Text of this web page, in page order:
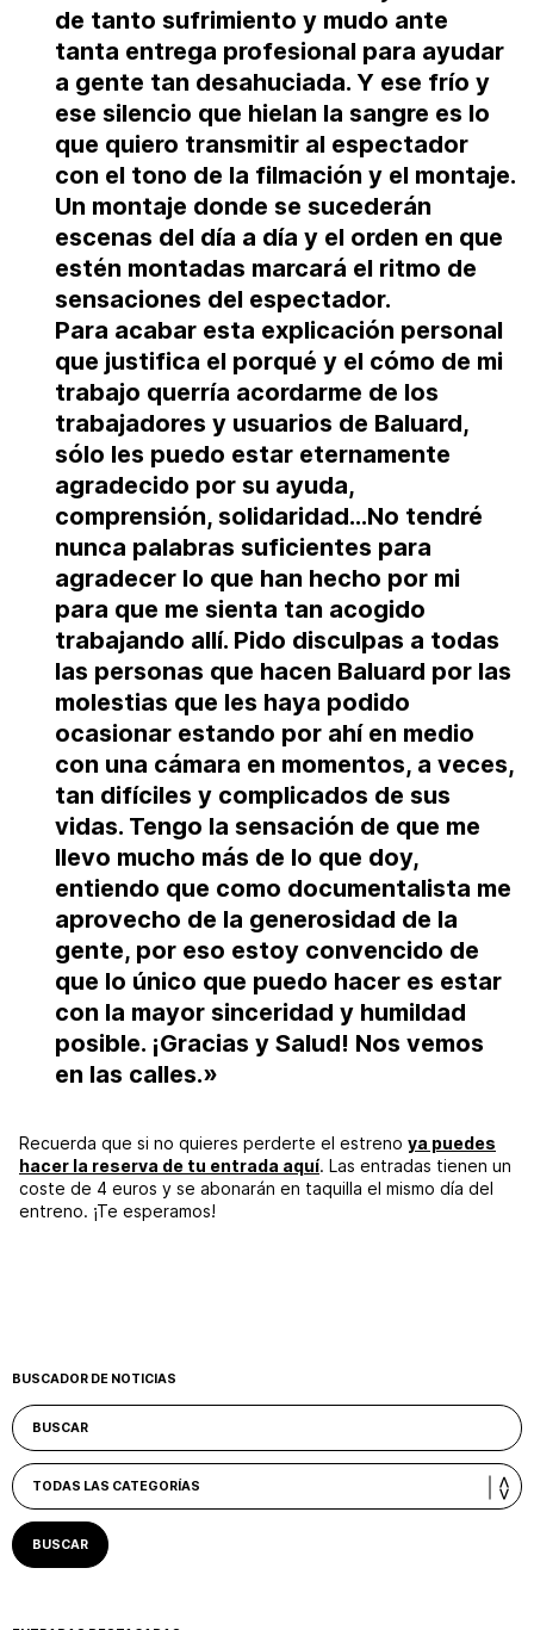
de tanto sufrimiento y mudo ante
tanta entrega profesional para ayudar
a gente tan desahuciada. Y ese frío y
ese silencio que hielan la sangre es lo
que quiero transmitir al espectador
con el tono de la filmación y el montaje.
Un montaje donde se sucederán
escenas del día a día y el orden en que
estén montadas marcará el ritmo de
sensaciones del espectador.
Para acabar esta explicación personal
que justifica el porqué y el cómo de mi
trabajo querría acordarme de los
trabajadores y usuarios de Baluard,
sólo les puedo estar eternamente
agradecido por su ayuda,
comprensión, solidaridad…No tendré
nunca palabras suficientes para
agradecer lo que han hecho por mi
para que me sienta tan acogido
trabajando allí. Pido disculpas a todas
las personas que hacen Baluard por las
molestias que les haya podido
ocasionar estando por ahí en medio
con una cámara en momentos, a veces,
tan difíciles y complicados de sus
vidas. Tengo la sensación de que me
llevo mucho más de lo que doy,
entiendo que como documentalista me
aprovecho de la generosidad de la
gente, por eso estoy convencido de
que lo único que puedo hacer es estar
con la mayor sinceridad y humildad
posible. ¡Gracias y Salud! Nos vemos
en las calles.»
Recuerda que si no quieres perderte el estreno ya puedes
hacer la reserva de tu entrada aquí. Las entradas tienen un
coste de 4 euros y se abonarán en taquilla el mismo día del
entreno. ¡Te esperamos!
BUSCADOR DE NOTICIAS